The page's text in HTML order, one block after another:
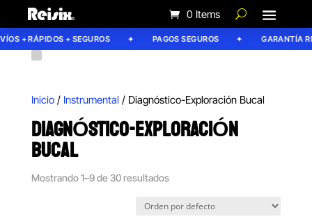
0 Items
+ RÁPIDOS + SEGUROS PAGOS SEGUROS GARANTÍA
Inicio/ Instrumental / Diagnóstico-Exploración Bucal
DIAGNÓSTICO-EXPLORACIÓN
BUCAL
Mostrando 1–9 de 30 resultados